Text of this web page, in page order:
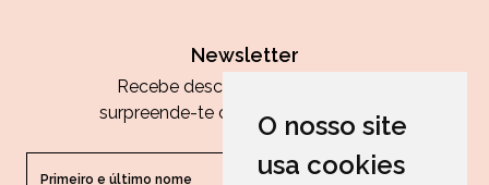
O nosso site
usa cookies
Newsletter
Recebe descontos exclusivos e
surpreende-te com as nossas dicas.